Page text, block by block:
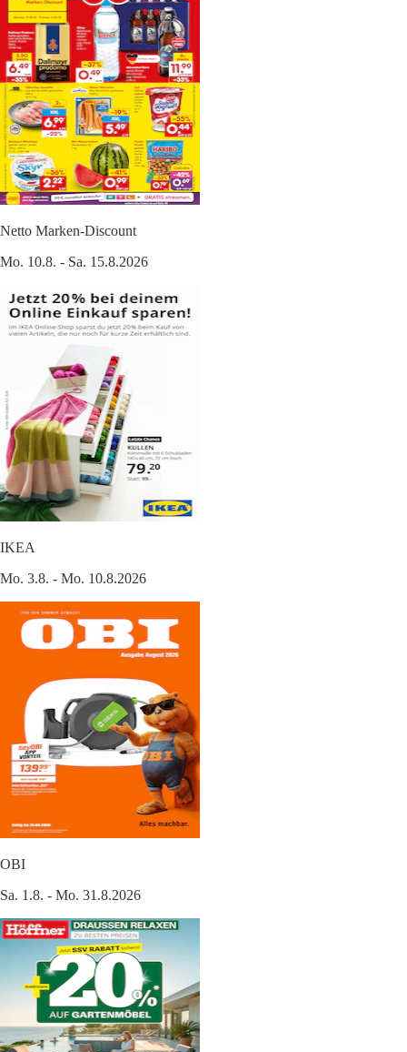
Netto Marken-Discount
Mo. 10.8. - Sa. 15.8.2026
IKEA
Mo. 3.8. - Mo. 10.8.2026
OBI
Sa. 1.8. - Mo. 31.8.2026